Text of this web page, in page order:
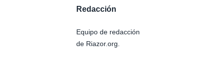
Redacción
Equipo de redacción
de Riazor.org.